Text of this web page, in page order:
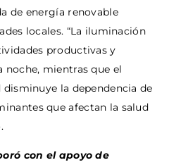
de energía renovable
locales. “La iluminación
productivas y
noche, mientras que el
la dependencia de
que afectan la salud
con el apoyo de